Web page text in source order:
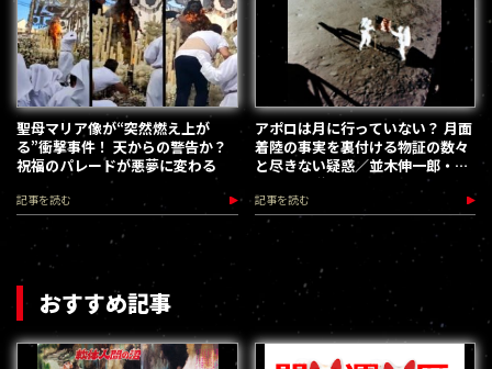
聖母マリア像が“突然燃え上が
る”衝撃事件！ 天からの警告か？
祝福のパレードが悪夢に変わる
記事を読む
アポロは月に行っていない？ 月面
着陸の事実を裏付ける物証の数々
と尽きない疑惑／並木伸一郎・月
の都市伝説
記事を読む
おすすめ記事